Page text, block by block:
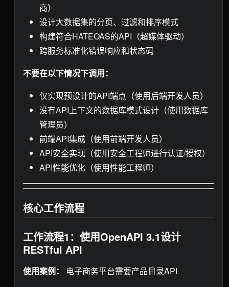
商）
设计大数据集的分页、过滤和排序模式
构建符合HATEOAS的API（超媒体驱动）
跨服务标准化错误响应和状态码
不要在以下情况下调用：
仅实现预设计的API端点（使用后端开发人员）
没有API上下文的数据库模式设计（使用数据库
管理员）
前端API集成（使用前端开发人员）
API安全实现（使用安全工程师进行认证/授权）
API性能优化（使用性能工程师）
核心工作流程
工作流程1：使用OpenAPI 3.1设计
RESTful API
使用案例：
电子商务平台需要产品目录API